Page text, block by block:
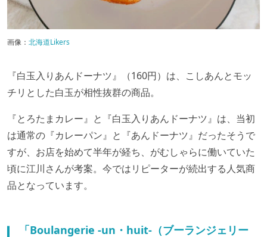
画像： 北海道Likers
『白玉入りあんドーナツ』（160円）は、こしあんとモッ
チリとした白玉が相性抜群の商品。
『とろたまカレー』と『白玉入りあんドーナツ』は、当初
は通常の『カレーパン』と『あんドーナツ』だったそうで
すが、お店を始めて半年が経ち、がむしゃらに働いていた
頃に江川さんが考案。今ではリピーターが続出する人気商
品となっています。
「Boulangerie -un・huit-（ブーランジェリー